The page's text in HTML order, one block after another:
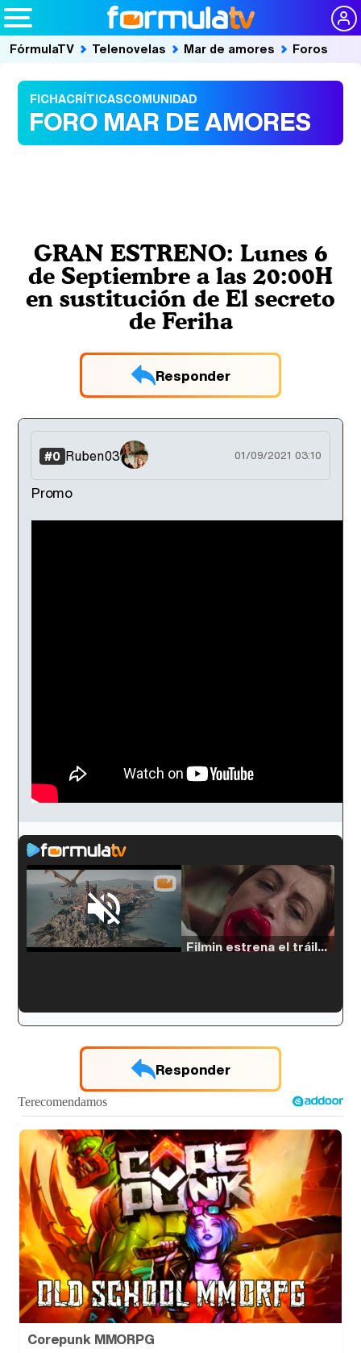
FórmulaTV Telenovelas Mar de amores Foros
FICHACRÍTICASCOMUNIDAD
FORO MAR DE AMORES
GRAN ESTRENO: Lunes 6
de Septiembre a las 20:00H
en sustitución de El secreto
de Feriha
Responder
#0 Ruben03 01/09/2021 03:10
Promo
Unmute
Loaded:
54.63%
Filmin estrena el tráiler de 'Millennial Mal', su nueva comedia universitaria de la mano de Lorena Iglesias
Tráiler de '33 días', la nueva serie de Atresplayer con Julián Villagrán y José Manuel Poga
Tráiler en catalán de 'Ravalear', la nueva serie de HBO Max sobre los fondos buitre
Responder
Corepunk MMORPG